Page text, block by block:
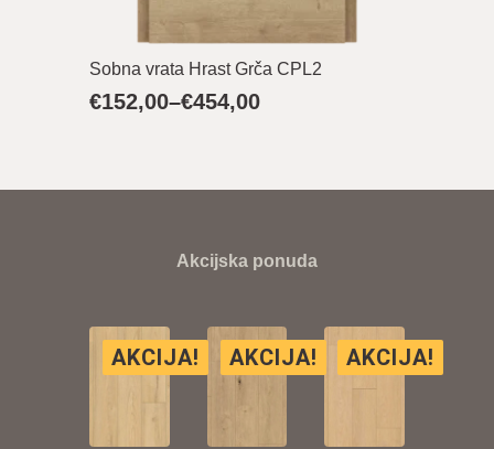
Sobna vrata Hrast Grča CPL2
€152,00–€454,00
Raspon
€152,00
Akcijska ponuda
AKCIJA! AKCIJA! AKCIJA!